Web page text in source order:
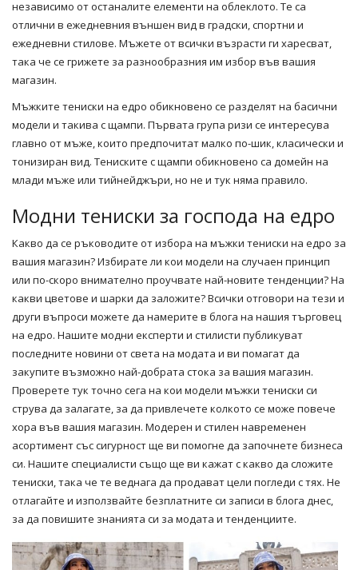
независимо от останалите елементи на облеклото. Те са
отлични в ежедневния външен вид в градски, спортни и
ежедневни стилове. Мъжете от всички възрасти ги харесват,
така че се грижете за разнообразния им избор във вашия
магазин.
Мъжките тениски на едро обикновено се разделят на басични
модели и такива с щампи. Първата група ризи се интересува
главно от мъже, които предпочитат малко по-шик, класически и
тонизиран вид. Тениските с щампи обикновено са домейн на
млади мъже или тийнейджъри, но не и тук няма правило.
Модни тениски за господа на едро
Какво да се ръководите от избора на мъжки тениски на едро за
вашия магазин? Избирате ли кои модели на случаен принцип
или по-скоро внимателно проучвате най-новите тенденции? На
какви цветове и шарки да заложите? Всички отговори на тези и
други въпроси можете да намерите в блога на нашия търговец
на едро. Нашите модни експерти и стилисти публикуват
последните новини от света на модата и ви помагат да
закупите възможно най-добрата стока за вашия магазин.
Проверете тук точно сега на кои модели мъжки тениски си
струва да залагате, за да привлечете колкото се може повече
хора във вашия магазин. Модерен и стилен навременен
асортимент със сигурност ще ви помогне да започнете бизнеса
си. Нашите специалисти също ще ви кажат с какво да сложите
тениски, така че те веднага да продават цели погледи с тях. Не
отлагайте и използвайте безплатните си записи в блога днес,
за да повишите знанията си за модата и тенденциите.